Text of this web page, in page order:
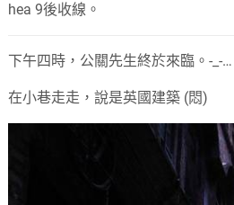
hea 9後收線。
下午四時，公關先生終於來臨。-_-…
在小巷走走，說是英國建築 (悶)